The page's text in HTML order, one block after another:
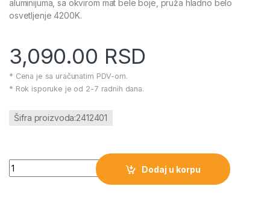
aluminijuma, sa okvirom mat bele boje, pruža hladno belo
osvetljenje 4200K.
3,090.00 RSD
* Cena je sa uračunatim PDV-om.
* Rok isporuke je od 2-7 radnih dana.
Šifra proizvoda:2412401
LED panel Surya ugradni 595x595mm količina
Dodaj u korpu